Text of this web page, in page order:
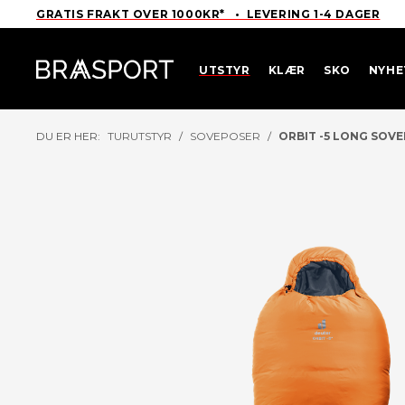
GRATIS FRAKT OVER 1000KR* • LEVERING 1-4 DAGER
UTSTYR KLÆR SKO
DU ER HER: TURUTSTYR / SOVEPOSER / ORBIT -5 LONG